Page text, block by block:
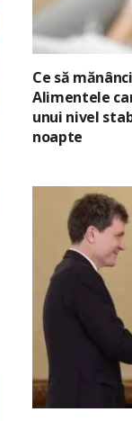
Ce să
Alimentele
unui nivel
noapte